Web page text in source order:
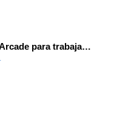
Instala MakeCode Arcade para trabajar offline en tu tablet, ordenador, Chromebook